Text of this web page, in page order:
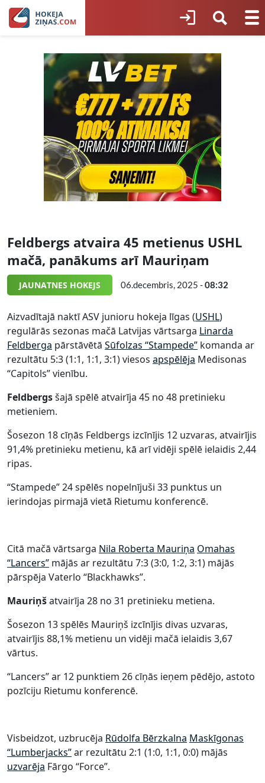
Feldbergs atvaira 45 metienus USHL
mačā, panākums arī Mauriņam
JAUNATNES HOKEJS 06.decembris, 2025 -08:32
Aizvadītajā naktī ASV junioru hokeja līgas (USHL)
regulārās sezonas mačā Latvijas vārtsarga Linarda
Feldberga pārstāvētā Sūfolzas “Stampede” komanda ar
rezultātu 5:3 (1:1, 1:1, 3:1) viesos apspēlēja Medisonas
“Capitols” vienību.
Feldbergsšajā spēlē atvairīja 45 no 48 pretinieku
metieniem.
Šosezon 18 cīņās Feldbergs izcīnījis 12 uzvaras, atvairījis
91,4% pretinieku metienu, kā arī vidēji spēlē ielaidis 2,44
ripas.
“Stampede” 24 spēlēs nopelnījuši 33 punktus un
ierindojas pirmajā vietā Rietumu konferencē.
Citā mačā vārtsarga Nila Roberta Mauriņa Omahas
“Lancers” mājās ar rezultātu 7:3 (3:0, 1:2, 3:1) mājās
pārspēja Vaterlo “Blackhawks”.
Mauriņšatvairīja 28 no 31 pretinieku metiena.
Šosezon 13 spēlēs Mauriņš izcīnījis divas uzvaras,
atvairījis 88,1% metienu un vidēji mačā ielaidis 3,67
vārtus.
“Lancers” ar 12 punktiem 26 cīņās ieņem pēdējo, astoto
pozīciju Rietumu konferencē.
Visbeidzot, uzbrucēja Rūdolfa Bērzkalna Maskīgonas
“Lumberjacks”ar rezultātu 2:1 (1:0, 1:1, 0:0) mājās
uzvarēja Fārgo “Force”.